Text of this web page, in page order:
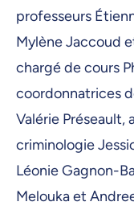
professeurs
Mylène Jaccoud
chargé de cours
coordonnatrices
Valérie Préseault,
criminologie
Léonie Gagnon-
Melouka et